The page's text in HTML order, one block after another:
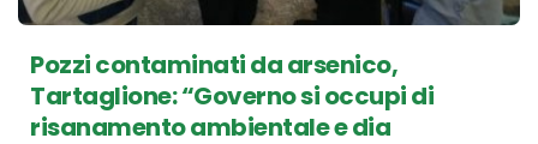
Pozzi contaminati da arsenico,
Tartaglione: “Governo si occupi di
risanamento ambientale e dia